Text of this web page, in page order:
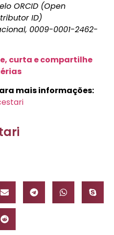
ORCID (Open
ID)
0009-0001-2462-
curta e compartilhe
mais informações: